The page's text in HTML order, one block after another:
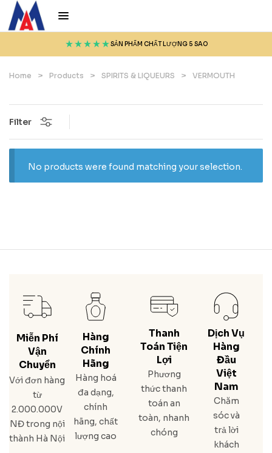
SẢN PHẨM CHẤT LƯỢNG 5 SAO
Home > Products > SPIRITS & LIQUEURS > VERMOUTH
Filter
No products were found matching your selection.
Miễn Phí
Vận
Chuyển
Với đơn hàng
từ
2.000.000V
NĐ trong nội
thành Hà Nội
Hàng
Chính
Hãng
Hàng hoá
đa dạng,
chính
hãng, chất
lượng cao
Thanh
Toán Tiện
Lợi
Phương
thức thanh
toán an
toàn, nhanh
chóng
Dịch Vụ
Hàng
Đầu
Việt
Nam
Chăm
sóc và
trả lời
khách